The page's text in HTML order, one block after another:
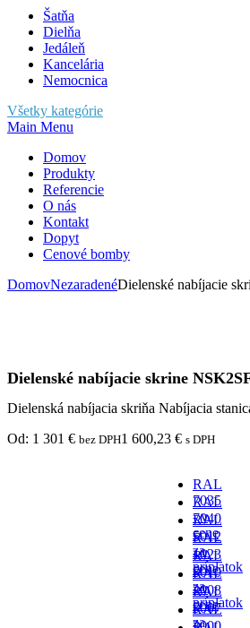
Šatňa
Dielňa
Jedáleň
Kancelária
Nemocnica
Všetky kategórie
Main Menu
Domov
Produkty
Referencie
O nás
Kontakt
Dopyt
Cenové bomby
DomovNezaradenéDielenské nabíjacie
Dielenské nabíjacie skrine
Dielenská nabíjacia skriňa Nabíjacia
Od: 1 301 € bez DPH1 600,23 € s DPH
RAL
7035
- v
cene
RAL
7040
-
za
príplatok
RAL
5012
- v
cene
RAL
1023
-
za
príplatok
RAL
5010
- v
cene
RAL
2008
-
za
RAL
5007
-
RAL